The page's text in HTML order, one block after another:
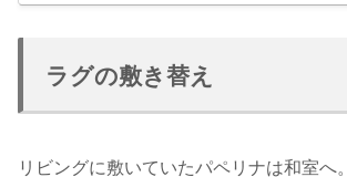
ラグの敷き替え
リビングに敷いていたパペリナは和室へ。